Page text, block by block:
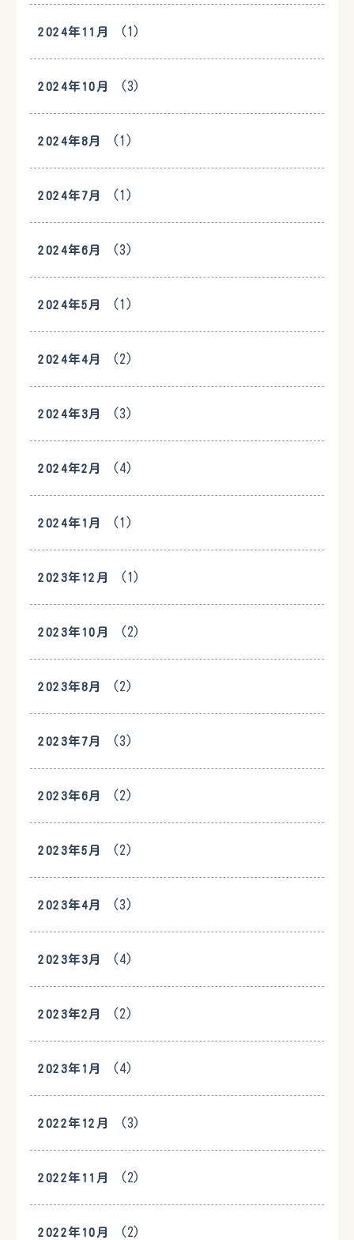
2024年11月 (1)
2024年10月 (3)
2024年8月 (1)
2024年7月 (1)
2024年6月 (3)
2024年5月 (1)
2024年4月 (2)
2024年3月 (3)
2024年2月 (4)
2024年1月 (1)
2023年12月 (1)
2023年10月 (2)
2023年8月 (2)
2023年7月 (3)
2023年6月 (2)
2023年5月 (2)
2023年4月 (3)
2023年3月 (4)
2023年2月 (2)
2023年1月 (4)
2022年12月 (3)
2022年11月 (2)
2022年10月 (2)